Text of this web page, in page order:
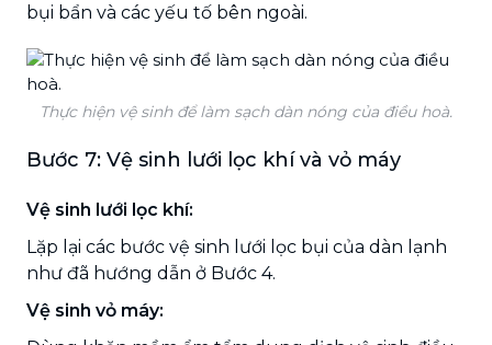
bụi bẩn và các yếu tố bên ngoài.
Thực hiện vệ sinh để làm sạch dàn nóng của điều hoà.
Bước 7: Vệ sinh lưới lọc khí và vỏ máy
Vệ sinh lưới lọc khí:
Lặp lại các bước vệ sinh lưới lọc bụi của dàn lạnh
như đã hướng dẫn ở Bước 4.
Vệ sinh vỏ máy: